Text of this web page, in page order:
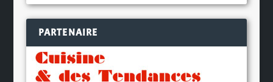
PARTENAIRE